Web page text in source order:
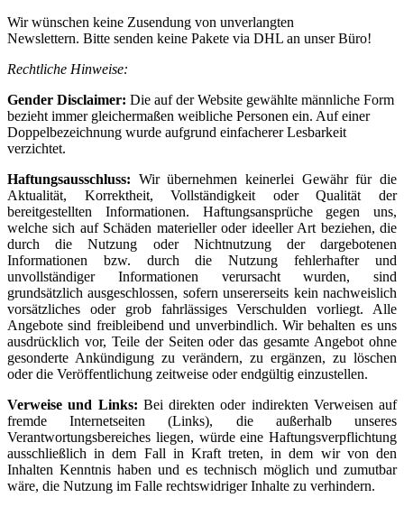
Wir wünschen keine Zusendung von unverlangten
Newslettern. Bitte senden keine Pakete via DHL an unser Büro!
Rechtliche Hinweise:
Gender Disclaimer: Die auf der Website gewählte männliche Form
bezieht immer gleichermaßen weibliche Personen ein. Auf einer
Doppelbezeichnung wurde aufgrund einfacherer Lesbarkeit
verzichtet.
Haftungsausschluss: Wir übernehmen keinerlei Gewähr für die
Aktualität, Korrektheit, Vollständigkeit oder Qualität der
bereitgestellten Informationen. Haftungsansprüche gegen uns,
welche sich auf Schäden materieller oder ideeller Art beziehen, die
durch die Nutzung oder Nichtnutzung der dargebotenen
Informationen bzw. durch die Nutzung fehlerhafter und
unvollständiger Informationen verursacht wurden, sind
grundsätzlich ausgeschlossen, sofern unsererseits kein nachweislich
vorsätzliches oder grob fahrlässiges Verschulden vorliegt. Alle
Angebote sind freibleibend und unverbindlich. Wir behalten es uns
ausdrücklich vor, Teile der Seiten oder das gesamte Angebot ohne
gesonderte Ankündigung zu verändern, zu ergänzen, zu löschen
oder die Veröffentlichung zeitweise oder endgültig einzustellen.
Verweise und Links: Bei direkten oder indirekten Verweisen auf
fremde Internetseiten (Links), die außerhalb unseres
Verantwortungsbereiches liegen, würde eine Haftungsverpflichtung
ausschließlich in dem Fall in Kraft treten, in dem wir von den
Inhalten Kenntnis haben und es technisch möglich und zumutbar
wäre, die Nutzung im Falle rechtswidriger Inhalte zu verhindern.